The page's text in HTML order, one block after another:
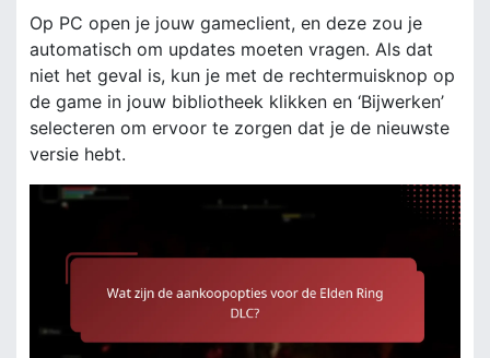
Op PC open je jouw gameclient, en deze zou je
automatisch om updates moeten vragen. Als dat
niet het geval is, kun je met de rechtermuisknop op
de game in jouw bibliotheek klikken en ‘Bijwerken’
selecteren om ervoor te zorgen dat je de nieuwste
versie hebt.